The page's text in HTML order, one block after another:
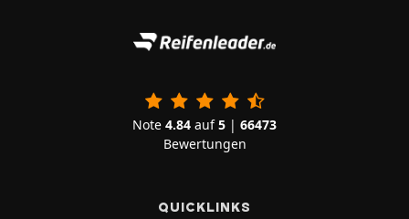
Note 4.84 auf5 | 66473
Bewertungen
QUICKLINKS